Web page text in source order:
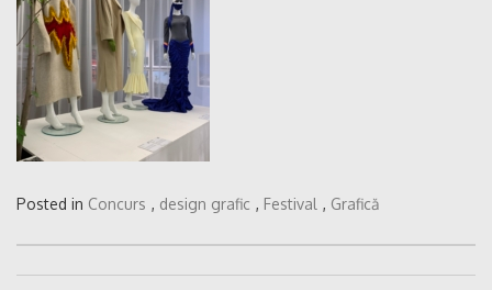
Posted in Concurs , design grafic , Festival , Grafică